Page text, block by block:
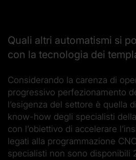
Quali altri automatismi si
con la tecnologia dei
Considerando la carenza di
progressivo perfezionamento
l’esigenza del settore è quella
know-how degli specialisti
con l’obiettivo di accelerare
legati alla programmazione
specialisti non sono disponibili